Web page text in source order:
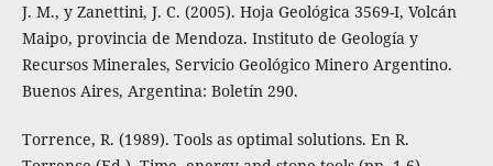
J. M., y Zanettini, J. C. (2005). Hoja Geológica 3569-I, Volcán
Maipo, provincia de Mendoza. Instituto de Geología y
Recursos Minerales, Servicio Geológico Minero Argentino.
Buenos Aires, Argentina: Boletín 290.
Torrence, R. (1989). Tools as optimal solutions. En R.